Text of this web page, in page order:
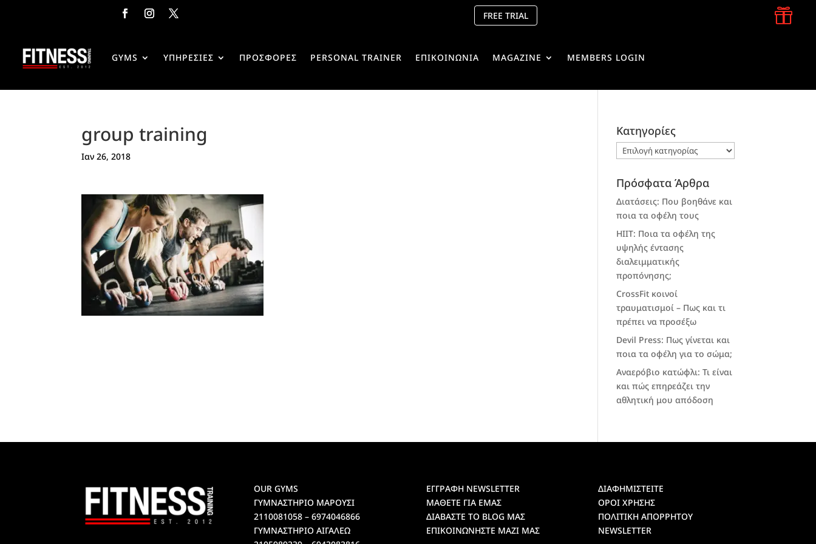
FREE TRIAL 
GYMS ΥΠΗΡΕΣΙΕΣ ΠΡΟΣΦΟΡΕΣ PERSONAL TRAINER ΕΠΙΚΟΙΝΩΝΙΑ MAGAZINE MEMBERS LOGIN
group training
Ιαν 26, 2018
Kατηγορίες
Kατηγορίες
Πρόσφατα Άρθρα
Διατάσεις: Που βοηθάνε και
ποια τα οφέλη τους
HIIT: Ποια τα οφέλη της
υψηλής έντασης
διαλειμματικής
προπόνησης;
CrossFit κοινοί
τραυματισμοί – Πως και τι
πρέπει να προσέξω
Devil Press: Πως γίνεται και
ποια τα οφέλη για το σώμα;
Αναερόβιο κατώφλι: Τι είναι
και πώς επηρεάζει την
αθλητική μου απόδοση
OUR GYMS
ΓΥΜΝΑΣΤΗΡΙΟ ΜΑΡΟΥΣΙ
2110081058 – 6974046866
ΓΥΜΝΑΣΤΗΡΙΟ ΑΙΓΑΛΕΩ
ΕΓΓΡΑΦΗ NEWSLETTER
ΜΑΘΕΤΕ ΓΙΑ ΕΜΑΣ
ΔΙΑΒΑΣΤΕ ΤΟ BLOG ΜΑΣ
ΕΠΙΚΟΙΝΩΝΗΣΤΕ ΜΑΖΙ ΜΑΣ
ΔΙΑΦΗΜΙΣΤΕΙΤΕ
ΟΡΟΙ ΧΡΗΣΗΣ
ΠΟΛΙΤΙΚΗ ΑΠΟΡΡΗΤΟΥ
NEWSLETTER